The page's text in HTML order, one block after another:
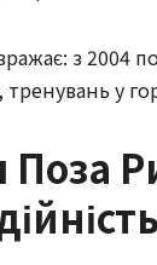
з 2004
у